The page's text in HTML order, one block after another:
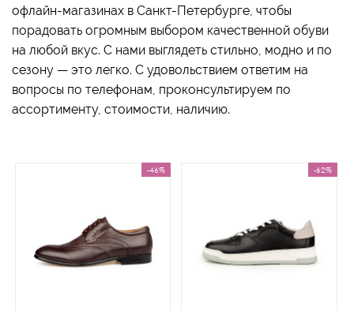
офлайн-магазинах в Санкт-Петербурге, чтобы
порадовать огромным выбором качественной обуви
на любой вкус. С нами выглядеть стильно, модно и по
сезону — это легко. С удовольствием ответим на
вопросы по телефонам, проконсультируем по
ассортименту, стоимости, наличию.
-46% -62%